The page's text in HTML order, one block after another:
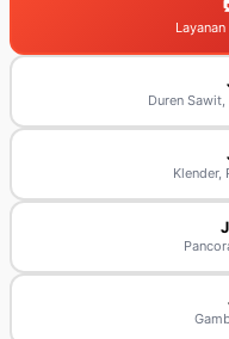
Duren
Klender,